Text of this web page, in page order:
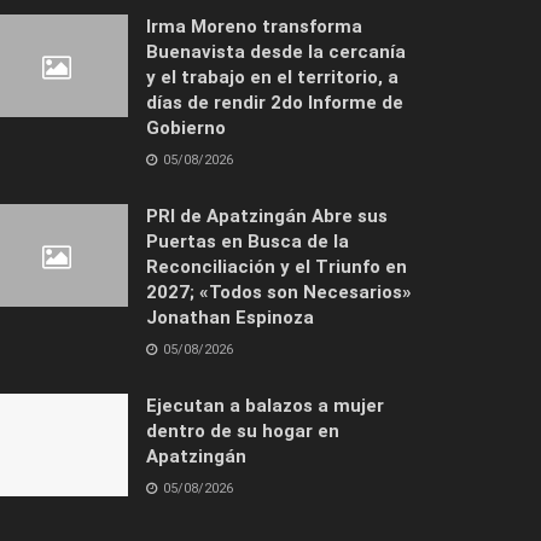
Irma Moreno transforma
Buenavista desde la cercanía
y el trabajo en el territorio, a
días de rendir 2do Informe de
Gobierno
05/08/2026
PRI de Apatzingán Abre sus
Puertas en Busca de la
Reconciliación y el Triunfo en
2027; «Todos son Necesarios»
Jonathan Espinoza
05/08/2026
Ejecutan a balazos a mujer
dentro de su hogar en
Apatzingán
05/08/2026